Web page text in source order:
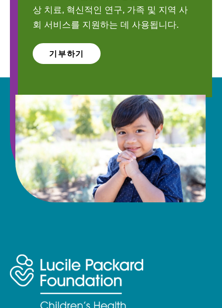
상 치료, 혁신적인 연구, 가족 및 지역 사
회 서비스를 지원하는 데 사용됩니다.
기부하기